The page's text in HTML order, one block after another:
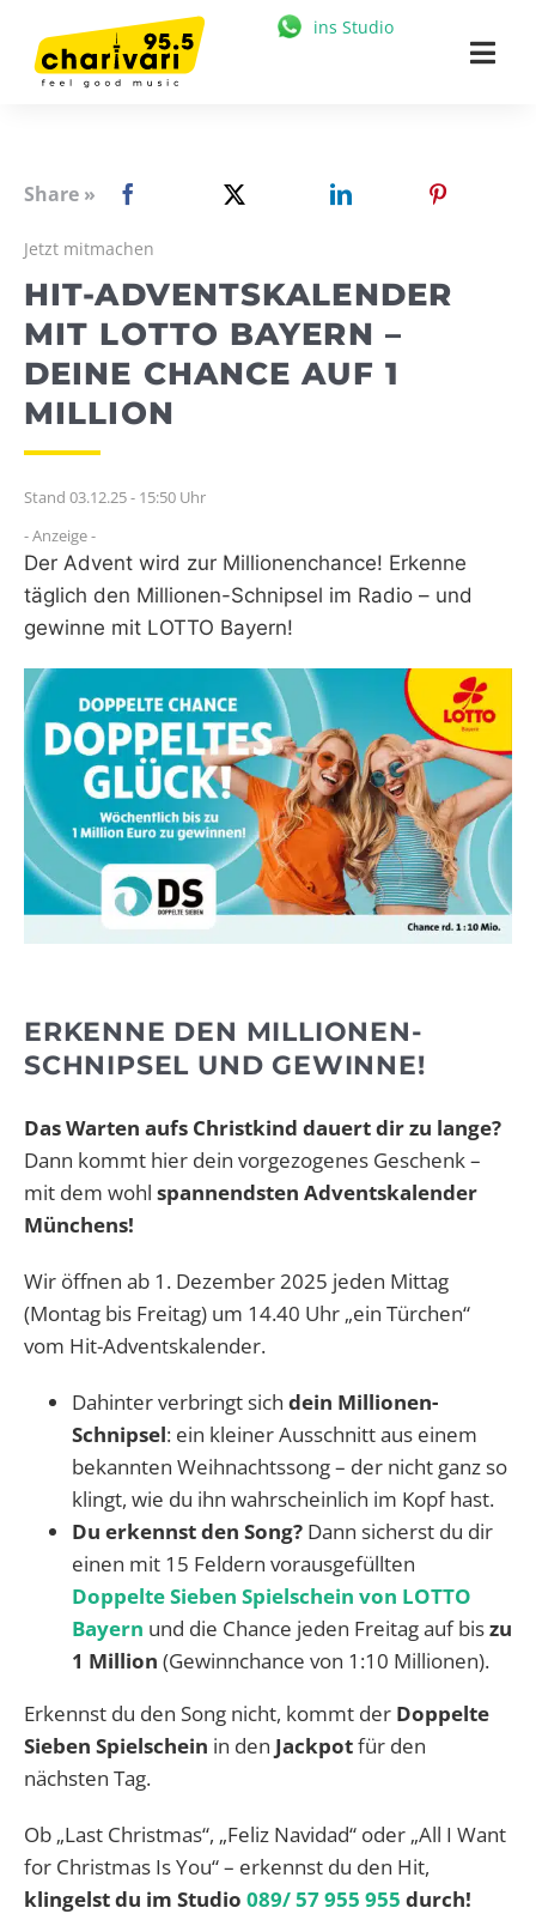
Inhalt
springen
ins Studio
95.5 CHARIVARI
MÜNCHEN
NEWS
MUSIK & STARS
MEDIATHEK
FREIZEIT
WEBRADIO
Share »
Jetzt mitmachen
HIT-ADVENTSKALENDER
MIT LOTTO BAYERN –
DEINE CHANCE AUF 1
MILLION
Stand 03.12.25 - 15:50 Uhr
- Anzeige -
Der Advent wird zur Millionenchance! Erkenne
täglich den Millionen-Schnipsel im Radio – und
gewinne mit LOTTO Bayern!
ERKENNE DEN MILLIONEN-
SCHNIPSEL UND GEWINNE!
Das Warten aufs Christkind dauert dir zu lange?
Dann kommt hier dein vorgezogenes Geschenk –
mit dem wohl spannendsten Adventskalender
Münchens!
Wir öffnen ab 1. Dezember 2025 jeden Mittag
(Montag bis Freitag) um 14.40 Uhr „ein Türchen“
vom Hit-Adventskalender.
Dahinter verbringt sich dein Millionen-
Schnipsel: ein kleiner Ausschnitt aus einem
bekannten Weihnachtssong – der nicht ganz so
klingt, wie du ihn wahrscheinlich im Kopf hast.
Du erkennst den Song? Dann sicherst du dir
einen mit 15 Feldern vorausgefüllten
Doppelte Sieben Spielschein von LOTTO
Bayern und die Chance jeden Freitag auf biszu
1 Million (Gewinnchance von 1:10 Millionen).
Erkennst du den Song nicht, kommt der Doppelte
Sieben Spielschein in den Jackpotfür den
nächsten Tag.
Ob „Last Christmas“, „Feliz Navidad“ oder „All I Want
for Christmas Is You“ – erkennst du den Hit,
klingelst du im Studio 089/ 57 955 955 durch!